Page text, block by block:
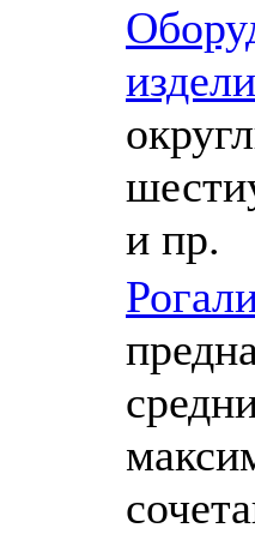
и пр.